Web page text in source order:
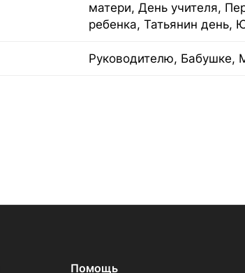
матери, День учителя,
ребенка, Татьянин день,
Руководителю,
Помощь